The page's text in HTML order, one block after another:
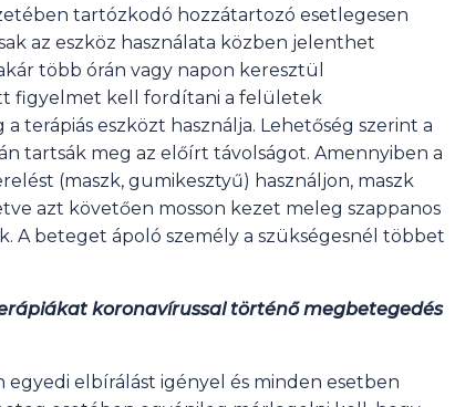
tartózkodó hozzátartozó esetlegesen
az eszköz használata közben jelenthet
több órán vagy napon keresztül
figyelmet kell fordítani a felületek
terápiás eszközt használja. Lehetőség szerint a
tartsák meg az előírt távolságot. Amennyiben a
(maszk, gumikesztyű) használjon, maszk
azt követően mosson kezet meleg szappanos
A beteget ápoló személy a szükségesnél többet
koronavírussal történő megbetegedés
elbírálást igényel és minden esetben